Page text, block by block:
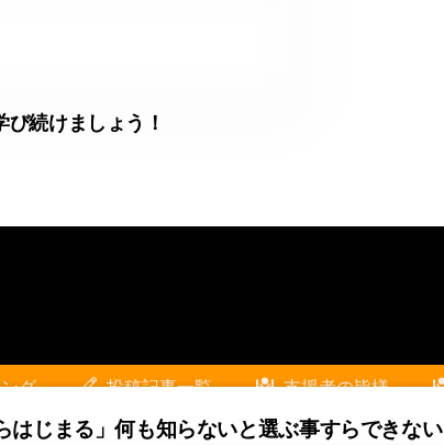
続けましょう！
グ 投稿記事一覧 支援者の皆様
人や会社の活動を応援！ KIZUKIストア
はじまる」何も知らないと選ぶ事すらできない